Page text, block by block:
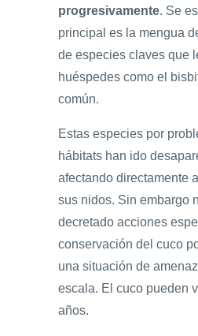
progresivamente. Se
principal es la mengua
de especies claves que
huéspedes como el
común.
Estas especies por
hábitats han ido
afectando directamente
sus nidos. Sin embargo
decretado acciones
conservación del cuco
una situación de
escala. El cuco pueden
años.